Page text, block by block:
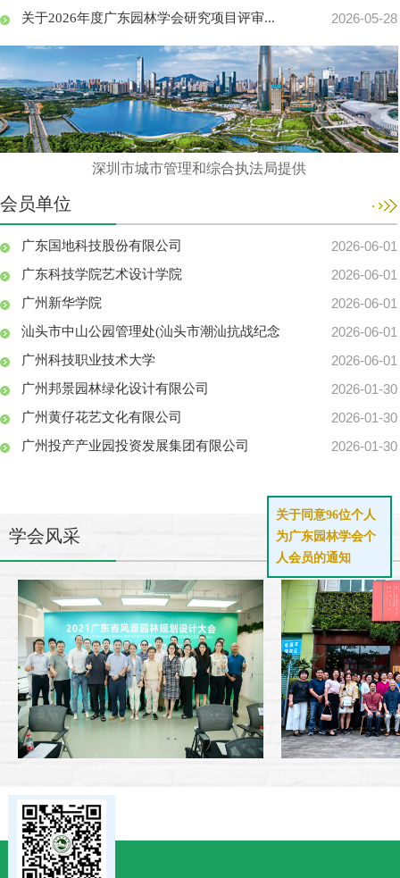
2026-05-28
关于2026年度广东园林学会研究项目评审...
2026-04-08
广东园林学会关于缴纳2026年度单位会员...
2026-04-08
广东园林学会关于缴纳2026—2030年...
2026-04-01
关于同意2026年度团体标准立项及增补团...
2026-02-11
关于申报2026年度广东园林学会研究项目...
关于公布2026年1月获得广东园林学会花...
2025-11-25
关于公布2025年度广东园林学会科学技术...
2025-11-21
关于2025年“岭南插花花艺大师”和“岭...
2025-11-14
关于2025年度广东园林学会科学技术奖评...
2025-11-06
关于同意161位个人为广东园林学会个人会...
2025-11-06
关于同意326位个人为广东园林学会个人会...
2025-10-29
关于印发2026年征集团体标准立项及团标...
2025-09-30
关于召开广东园林学会七届九次理事会及20...
2025-09-01
关于同意368位个人为广东园林学会个人会...
2025-07-23
关于2025年广东园林学会专家库入库专家...
2025-07-18
关于印发广东园林学会成立三个工作委员会及...
2025-07-14
关于开展岭南插花花艺大师和岭南盆景艺术大...
2025-07-11
关于公布2025年7月获得广东园林学会花...
2025-07-01
关于申报2025年度广东园林学会科学技术...
2025-06-23
关于2025年广东园林学会专家库拟入库专...
2025-05-19
广东园林学会关于开展2025年广东风景园...
2025-05-19
广东园林学会关于开展2025年广东风景园...
2025-05-14
广东园林学会关于缴纳2025年度单位会员...
关于公布2025年4月获得广东园林学会花...
关于推荐广东园林学会专家库专家的通知（2...
深圳市城市管理和综合执法局提供
会员单位
2026-06-01
广东国地科技股份有限公司
2026-06-01
广东科技学院艺术设计学院
2026-06-01
广州新华学院
2026-06-01
汕头市中山公园管理处(汕头市潮汕抗战纪念
2026-06-01
广州科技职业技术大学
2026-01-30
广州邦景园林绿化设计有限公司
2026-01-30
广州黄仔花艺文化有限公司
2026-01-30
广州投产产业园投资发展集团有限公司
2026-01-30
广州丽芳园林生态科股份有限公司
2026-01-30
有限设计咨询有限公司
2026-01-30
广东宏昇达建设工程有限公司
2026-01-30
广东鼎顺建设集团有限公司
2026-01-30
广东省水利水电科学研究院
2026-01-30
广东省龙眼洞林场
2026-01-30
广州杜尚风景园林工程设计有限公司
2026-01-30
广州市房屋开发建设有限公司
2026-01-30
广东省城乡规划设计研究院科技集团股份有限
广州市第一市政工程有限公司
广东金颖园林有限公司
广东道衡建设工程有限公司
学会风采
关于同意96位个人
为广东园林学会个
人会员的通知